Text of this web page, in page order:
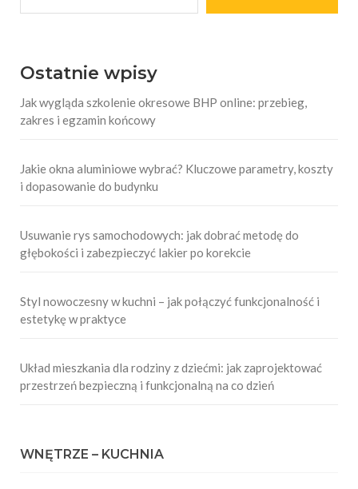
Ostatnie wpisy
Jak wygląda szkolenie okresowe BHP online: przebieg,
zakres i egzamin końcowy
Jakie okna aluminiowe wybrać? Kluczowe parametry, koszty
i dopasowanie do budynku
Usuwanie rys samochodowych: jak dobrać metodę do
głębokości i zabezpieczyć lakier po korekcie
Styl nowoczesny w kuchni – jak połączyć funkcjonalność i
estetykę w praktyce
Układ mieszkania dla rodziny z dziećmi: jak zaprojektować
przestrzeń bezpieczną i funkcjonalną na co dzień
WNĘTRZE – KUCHNIA